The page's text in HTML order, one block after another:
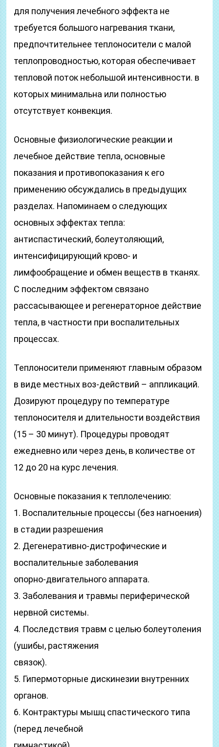
для получения лечебного эффекта не
требуется большого нагревания ткани,
предпочтительнее теплоносители с малой
теплопроводностью, которая обеспечивает
тепловой поток небольшой интенсивности. в
которых минимальна или полностью
отсутствует конвекция.
Основные физиологические реакции и
лечебное действие тепла, основные
показания и противопоказания к его
применению обсуждались в предыдущих
разделах. Напоминаем о следующих
основных эффектах тепла:
антиспастический, болеутоляющий,
интенсифицирующий крово- и
лимфообращение и обмен веществ в тканях.
С последним эффектом связано
рассасывающее и регенераторное действие
тепла, в частности при воспалительных
процессах.
Теплоносители применяют главным образом
в виде местных воз-действий – аппликаций.
Дозируют процедуру по температуре
теплоносителя и длительности воздействия
(15 – 30 минут). Процедуры проводят
ежедневно или через день, в количестве от
12 до 20 на курс лечения.
Основные показания к теплолечению:
1. Воспалительные процессы (без нагноения)
в стадии разрешения
2. Дегенеративно-дистрофические и
воспалительные заболевания
опорно-двигательного аппарата.
3. Заболевания и травмы периферической
нервной системы.
4. Последствия травм с целью болеутоления
(ушибы, растяжения
связок).
5. Гипермоторные дискинезии внутренних
органов.
6. Контрактуры мышц спастического типа
(перед лечебной